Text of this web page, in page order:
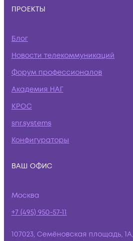
ПРОЕКТЫ
Блог
Новости телекоммуникаций
Форум профессионалов
Академия НАГ
КРОС
snr.systems
Конфигураторы
ВАШ ОФИС
Москва
+7 (495) 950-57-11
107023, Семёновская площадь,